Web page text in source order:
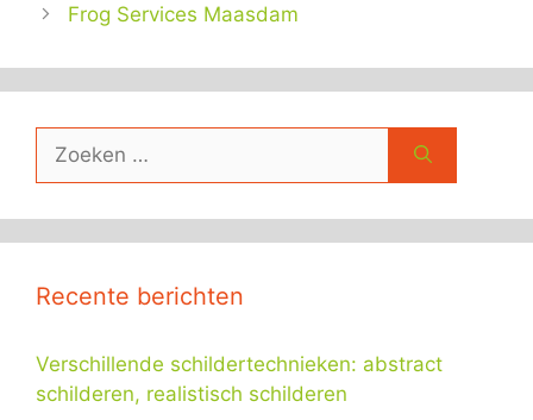
Frog Services Maasdam
naar:
Recente berichten
Verschillende schildertechnieken: abstract
schilderen, realistisch schilderen